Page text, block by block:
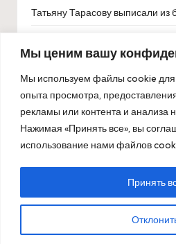
Мы ценим вашу
Мы используем файлы cookie
опыта просмотра,
рекламы или контента и анализа
Нажимая «Принять все», вы
использование нами файлов
Принять
Татьяну Тарасову выписали из
оставил ММА не из-за денег
«Авангард» продлил контракт с
сезон
Абдулрашид Садулаев: золото
Албании особенно ценно после
Copyright 2026 —
Bloglo